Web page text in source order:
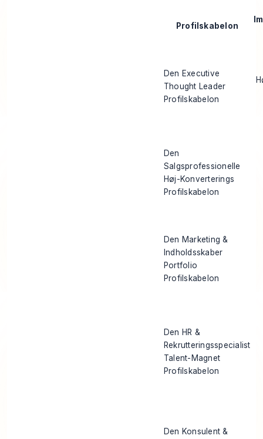
Profilskabelon
Den Executive
Thought Leader
Profilskabelon
Den
Salgsprofessionelle
Høj-Konverterings
Profilskabelon
Den Marketing &
Indholdsskaber
Portfolio
Profilskabelon
Den HR &
Rekrutteringsspecialist
Talent-Magnet
Profilskabelon
Den Konsulent &